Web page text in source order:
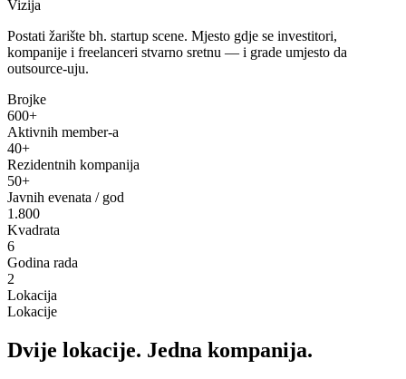
Vizija
Postati žarište bh. startup scene. Mjesto gdje se investitori,
kompanije i freelanceri stvarno sretnu — i grade umjesto da
outsource-uju.
Brojke
600+
Aktivnih member-a
40+
Rezidentnih kompanija
50+
Javnih evenata / god
1.800
Kvadrata
6
Godina rada
2
Lokacija
Lokacije
Dvije lokacije. Jedna kompanija.